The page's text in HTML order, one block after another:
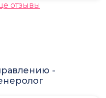
отзывы
-